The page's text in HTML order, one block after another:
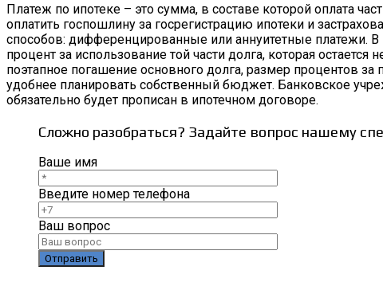
Платеж по ипотеке – это сумма, в составе которой оплата
оплатить госпошлину за госрегистрацию ипотеки и
способов: дифференцированные или аннуитетные платежи.
процент за использование той части долга, которая
поэтапное погашение основного долга, размер процентов
удобнее планировать собственный бюджет. Банковское
обязательно будет прописан в ипотечном договоре.
Сложно разобраться? Задайте вопрос нашему
Ваше имя
Введите номер телефона
Ваш вопрос